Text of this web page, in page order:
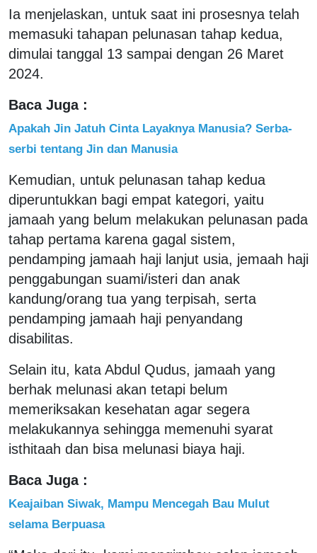
Ia menjelaskan, untuk saat ini prosesnya telah
memasuki tahapan pelunasan tahap kedua,
dimulai tanggal 13 sampai dengan 26 Maret
2024.
Baca Juga :
Apakah Jin Jatuh Cinta Layaknya Manusia? Serba-
serbi tentang Jin dan Manusia
Kemudian, untuk pelunasan tahap kedua
diperuntukkan bagi empat kategori, yaitu
jamaah yang belum melakukan pelunasan pada
tahap pertama karena gagal sistem,
pendamping jamaah haji lanjut usia, jemaah haji
penggabungan suami/isteri dan anak
kandung/orang tua yang terpisah, serta
pendamping jamaah haji penyandang
disabilitas.
Selain itu, kata Abdul Qudus, jamaah yang
berhak melunasi akan tetapi belum
memeriksakan kesehatan agar segera
melakukannya sehingga memenuhi syarat
isthitaah dan bisa melunasi biaya haji.
Baca Juga :
Keajaiban Siwak, Mampu Mencegah Bau Mulut
selama Berpuasa